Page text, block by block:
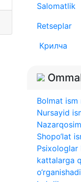
Salomatlik
Retseplar
Крилча
Bolmat ism
Nursayid
Shopo‘lat
Psixologlar
kattalarga